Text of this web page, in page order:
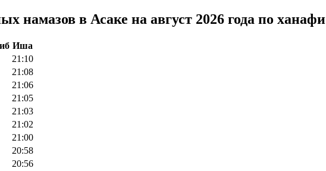
намазов в Асаке на август 2026 года по ханафи
Иша
21:10
21:08
21:06
21:05
21:03
21:02
21:00
20:58
20:56